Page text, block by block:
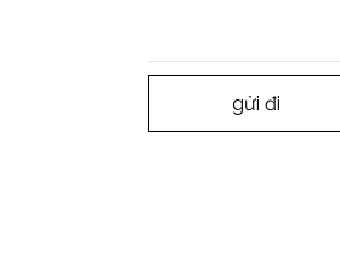
gửi đi